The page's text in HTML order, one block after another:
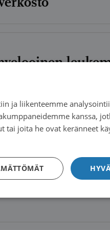
– Potilaan
ja liikenteemme
kanssa,
joita he ovat keränneet